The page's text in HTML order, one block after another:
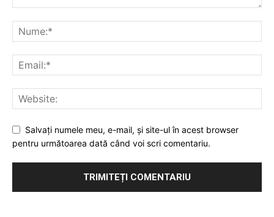
Salvaţi numele meu, e-mail, şi site-ul în acest browser
pentru următoarea dată când voi scri comentariu.